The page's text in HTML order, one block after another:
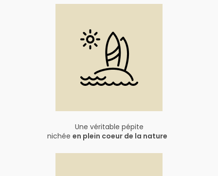
Une véritable pépite
nichée en plein coeur de la nature